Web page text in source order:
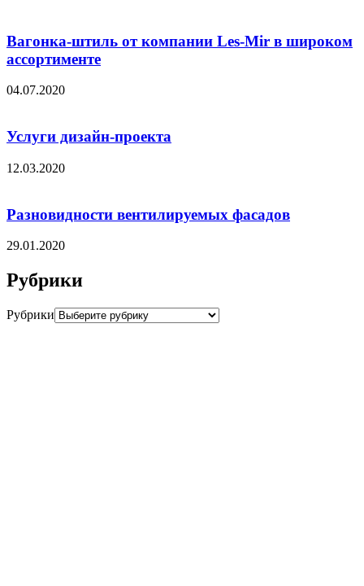
Вагонка-штиль от компании Les-Mir в широком
ассортименте
04.07.2020
Услуги дизайн-проекта
12.03.2020
Разновидности вентилируемых фасадов
29.01.2020
Рубрики
Рубрики